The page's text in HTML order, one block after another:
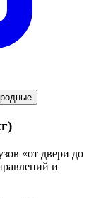
«от двери до
и